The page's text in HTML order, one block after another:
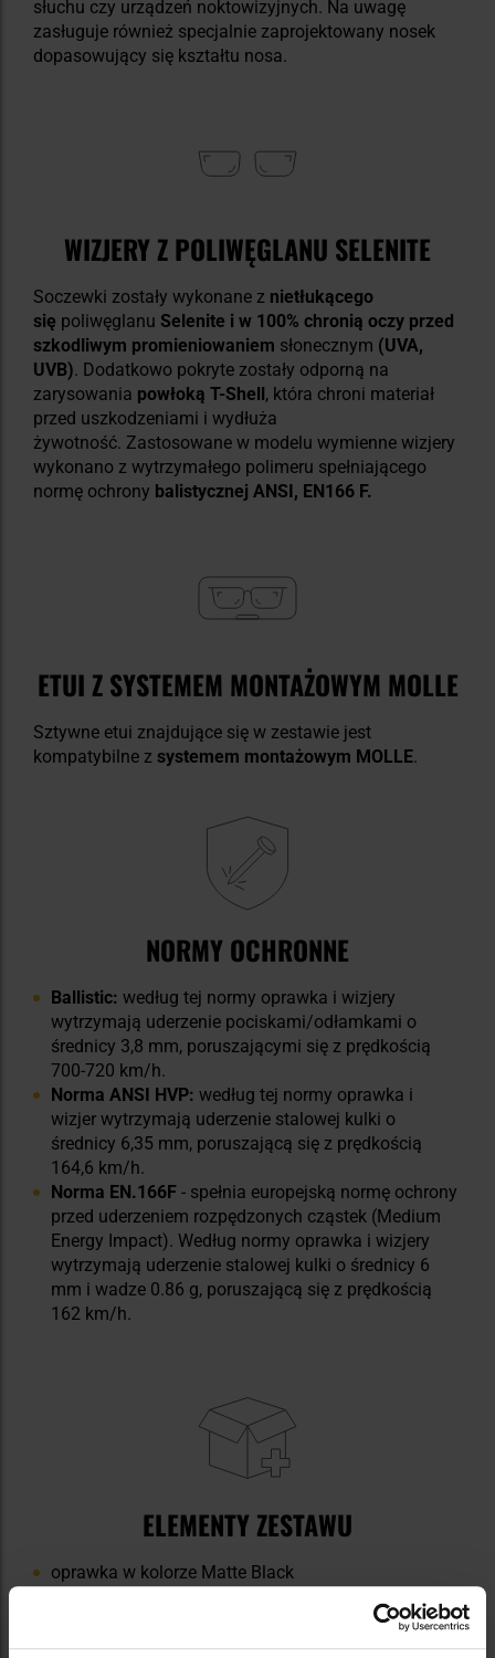
słuchu czy urządzeń noktowizyjnych. Na uwagę
zasługuje również specjalnie zaprojektowany nosek
dopasowujący się kształtu nosa.
WIZJERY Z POLIWĘGLANU SELENITE
Soczewki zostały wykonane z nietłukącego
się poliwęglanu Selenite i w 100% chronią oczy przed
szkodliwym promieniowaniem słonecznym (UVA,
UVB). Dodatkowo pokryte zostały odporną na
zarysowania powłoką T-Shell , która chroni materiał
przed uszkodzeniami i wydłuża
żywotność. Zastosowane w modelu wymienne wizjery
wykonano z wytrzymałego polimeru spełniającego
normę ochrony balistycznej ANSI, EN166 F.
ETUI Z SYSTEMEM MONTAŻOWYM MOLLE
Sztywne etui znajdujące się w zestawie jest
kompatybilne z systemem montażowym MOLLE.
NORMY OCHRONNE
Ballistic: według tej normy oprawka i wizjery
wytrzymają uderzenie pociskami/odłamkami o
średnicy 3,8 mm, poruszającymi się z prędkością
700-720 km/h.
Norma ANSI HVP: według tej normy oprawka i
wizjer wytrzymają uderzenie stalowej kulki o
średnicy 6,35 mm, poruszającą się z prędkością
164,6 km/h.
Norma EN.166F - spełnia europejską normę ochrony
przed uderzeniem rozpędzonych cząstek (Medium
Energy Impact). Według normy oprawka i wizjery
wytrzymają uderzenie stalowej kulki o średnicy 6
mm i wadze 0.86 g, poruszającą się z prędkością
162 km/h.
ELEMENTY ZESTAWU
oprawka w kolorze Matte Black
ściereczkę do czyszczenia